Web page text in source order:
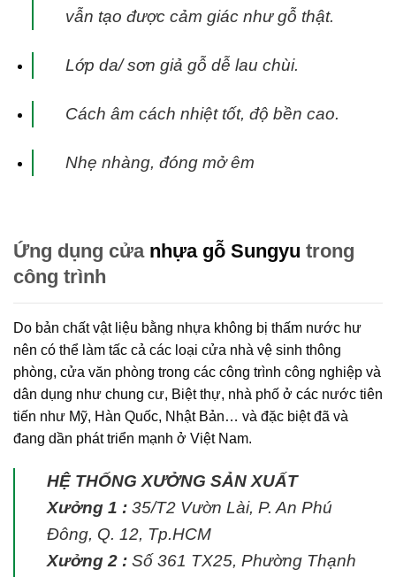
vẫn tạo được cảm giác như gỗ thật.
Lớp da/ sơn giả gỗ dễ lau chùi.
Cách âm cách nhiệt tốt, độ bền cao.
Nhẹ nhàng, đóng mở êm
Ứng dụng cửa nhựa gỗ Sungyu trong
công trình
Do bản chất vật liệu bằng nhựa không bị thấm nước hư
nên có thể làm tấc cả các loại cửa nhà vệ sinh thông
phòng, cửa văn phòng trong các công trình công nghiệp và
dân dụng như chung cư, Biệt thự, nhà phố ở các nước tiên
tiến như Mỹ, Hàn Quốc, Nhật Bản… và đặc biệt đã và
đang dần phát triển mạnh ở Việt Nam.
HỆ THỐNG XƯỞNG SẢN XUẤT
Xưởng 1 : 35/T2 Vườn Lài, P. An Phú
Đông, Q. 12, Tp.HCM
Xưởng 2 : Số 361 TX25, Phường Thạnh